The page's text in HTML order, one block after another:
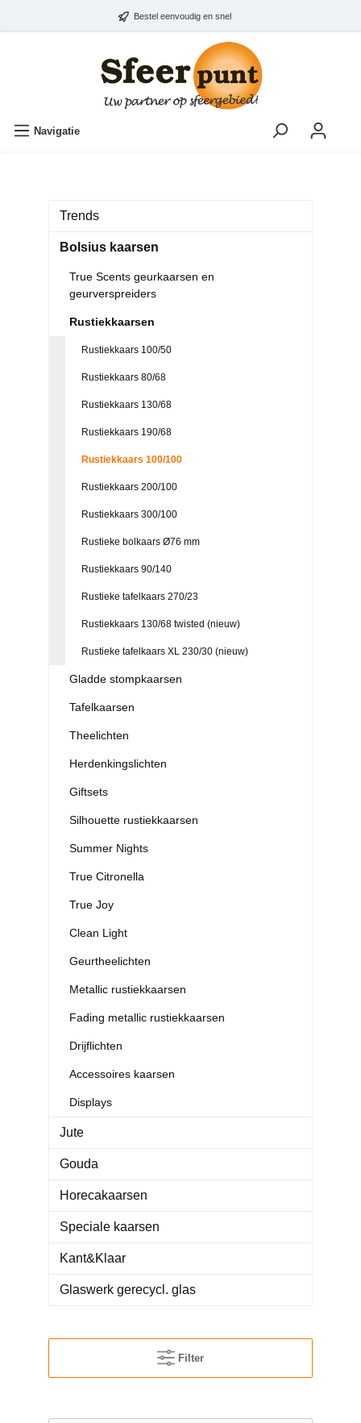
Bestel eenvoudig en snel
Navigatie
Trends
Bolsius kaarsen
True Scents geurkaarsen en
geurverspreiders
Rustiekkaarsen
Rustiekkaars 100/50
Rustiekkaars 80/68
Rustiekkaars 130/68
Rustiekkaars 190/68
Rustiekkaars 100/100
Rustiekkaars 200/100
Rustiekkaars 300/100
Rustieke bolkaars Ø76 mm
Rustiekkaars 90/140
Rustieke tafelkaars 270/23
Rustiekkaars 130/68 twisted (nieuw)
Rustieke tafelkaars XL 230/30 (nieuw)
Gladde stompkaarsen
Tafelkaarsen
Theelichten
Herdenkingslichten
Giftsets
Silhouette rustiekkaarsen
Summer Nights
True Citronella
True Joy
Clean Light
Geurtheelichten
Metallic rustiekkaarsen
Fading metallic rustiekkaarsen
Drijflichten
Accessoires kaarsen
Displays
Jute
Gouda
Horecakaarsen
Speciale kaarsen
Kant&Klaar
Glaswerk gerecycl. glas
Filter